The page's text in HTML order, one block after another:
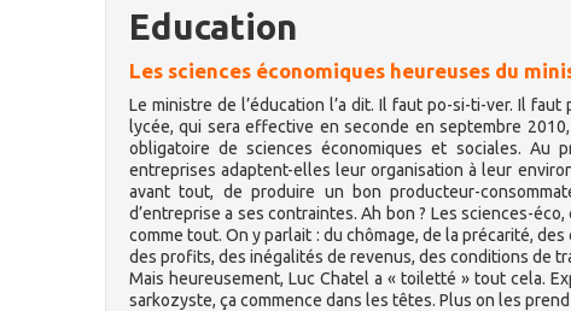
Education
Les sciences économiques heureuses du
Le ministre de l’éducation l’a dit. Il faut po-si-ti-ver. Il
lycée, qui sera effective en seconde en septembre
obligatoire de sciences économiques et sociales. Au
entreprises adaptent-elles leur organisation à leur
avant tout, de produire un bon producteur-
d’entreprise a ses contraintes. Ah bon ? Les sciences-
comme tout. On y parlait : du chômage, de la précarité,
des profits, des inégalités de revenus, des conditions de
Mais heureusement, Luc Chatel a « toiletté » tout cela.
sarkozyste, ça commence dans les têtes. Plus on les